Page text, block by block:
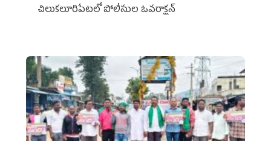
చిలుక‌లూరిపేట‌లో పోలీసుల ఓవ‌రాక్ష‌న్‌